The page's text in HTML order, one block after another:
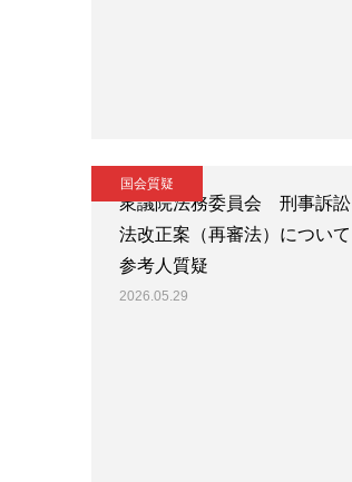
国会質疑
衆議院法務委員会 刑事訴訟
法改正案（再審法）について
参考人質疑
2026.05.29